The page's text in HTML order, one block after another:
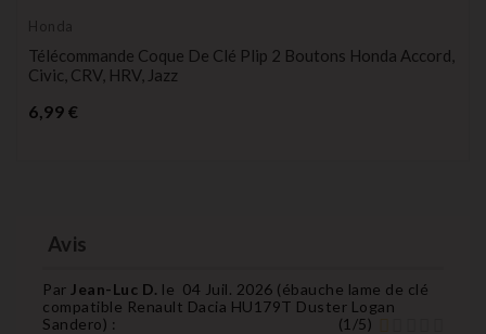
Honda
Télécommande Coque De Clé Plip 2 Boutons Honda Accord,
Civic, CRV, HRV, Jazz
6,99 €
Avis
Par Jean-Luc D. le 04 Juil. 2026 (ébauche lame de clé
compatible Renault Dacia HU179T Duster Logan
Sandero) : (1 /5)